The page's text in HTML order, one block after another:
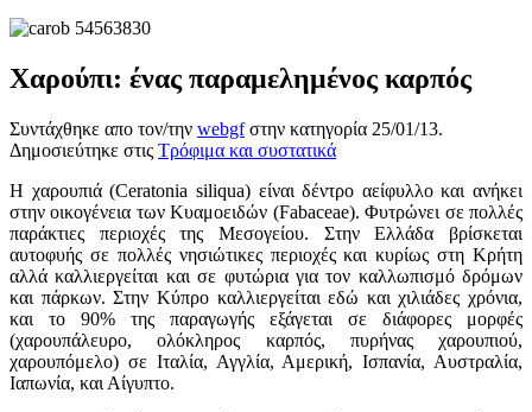
Χαρούπι: ένας παραμελημένος καρπός
Συντάχθηκε απο τον/την webgfστην κατηγορία 25/01/13.
Δημοσιεύτηκε στις Τρόφιμα και συστατικά
Η χαρουπιά (Ceratonia siliqua) είναι δέντρο αείφυλλο και ανήκει
στην οικογένεια των Κυαμοειδών (Fabaceae). Φυτρώνει σε πολλές
παράκτιες περιοχές της Μεσογείου. Στην Ελλάδα βρίσκεται
αυτοφυής σε πολλές νησιώτικες περιοχές και κυρίως στη Κρήτη
αλλά καλλιεργείται και σε φυτώρια για τον καλλωπισμό δρόμων
και πάρκων. Στην Κύπρο καλλιεργείται εδώ και χιλιάδες χρόνια,
και το 90% της παραγωγής εξάγεται σε διάφορες μορφές
(χαρουπάλευρο, ολόκληρος καρπός, πυρήνας χαρουπιού,
χαρουπόμελο) σε Ιταλία, Αγγλία, Αμερική, Ισπανία, Αυστραλία,
Ιαπωνία, και Αίγυπτο.